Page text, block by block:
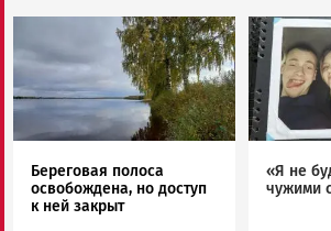
Береговая полоса
освобождена, но доступ
к ней закрыт
Image
«Я не
чужими